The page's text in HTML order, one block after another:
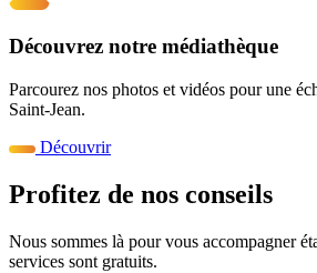
Découvrez notre médiathèque
Parcourez nos photos et vidéos pour une
Saint-Jean.
Découvrir
Profitez de nos conseils
Nous sommes là pour vous accompagner
services sont gratuits.